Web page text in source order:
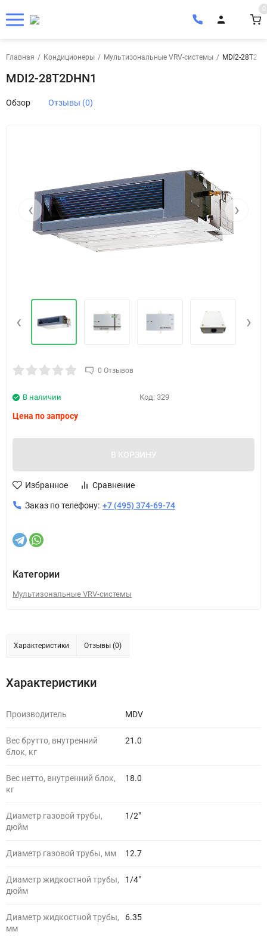
0
Главная / Кондиционеры / Мультизональные VRV-системы / MDI2-
MDI2-28T2DHN1
Обзор Отзывы (0)
‹ ›
‹ ›
0 Отзывов
Код: 329
В наличии
Цена по запросу
В КОРЗИНУ
Избранное Сравнение
Заказ по телефону: +7 (495) 374-69-74
Категории
Мультизональные VRV-системы
Характеристики Отзывы (0)
Характеристики
Производитель MDV
Вес брутто, внутренний
блок, кг
21.0
Вес нетто, внутренний блок,
кг
18.0
Диаметр газовой трубы,
дюйм
1/2"
Диаметр газовой трубы, мм 12.7
Диаметр жидкостной трубы,
дюйм
1/4"
Диаметр жидкостной трубы,
мм
6.35